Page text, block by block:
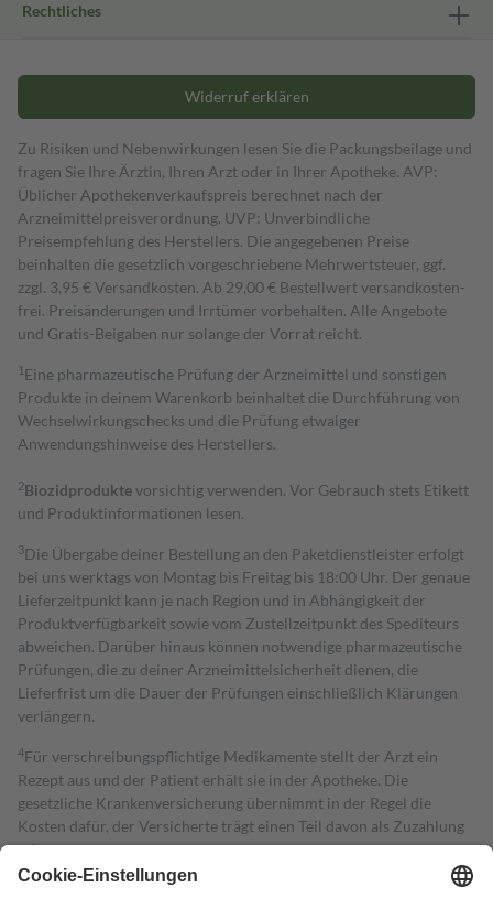
Rechtliches
Widerruf erklären
Zu Risiken und Nebenwirkungen lesen Sie die Packungsbeilage und
fragen Sie Ihre Ärztin, Ihren Arzt oder in Ihrer Apotheke. AVP:
Üblicher Apothekenverkaufspreis berechnet nach der
Arzneimittelpreisverordnung. UVP: Unverbindliche
Preisempfehlung des Herstellers. Die angegebenen Preise
beinhalten die gesetzlich vorgeschriebene Mehrwertsteuer, ggf.
zzgl. 3,95 € Versandkosten. Ab 29,00 € Bestell­wert versand­kosten­
frei. Preisänderungen und Irrtümer vorbehalten. Alle Angebote
und Gratis-Beigaben nur solange der Vorrat reicht.
1 Eine pharmazeutische Prüfung der Arzneimittel und sonstigen
Produkte in deinem Warenkorb beinhaltet die Durchführung von
Wechselwirkungschecks und die Prüfung etwaiger
Anwendungshinweise des Herstellers.
2Biozidproduktevorsichtig verwenden. Vor Gebrauch stets Etikett
und Produktinformationen lesen.
3Die Übergabe deiner Bestellung an den Paketdienstleister erfolgt
bei uns werktags von Montag bis Freitag bis 18:00 Uhr. Der genaue
Lieferzeitpunkt kann je nach Region und in Abhängigkeit der
Produktverfügbarkeit sowie vom Zustellzeitpunkt des Spediteurs
abweichen. Darüber hinaus können notwendige pharmazeutische
Prüfungen, die zu deiner Arzneimittelsicherheit dienen, die
Lieferfrist um die Dauer der Prüfungen einschließlich Klärungen
verlängern.
4Für verschreibungspflichtige Medikamente stellt der Arzt ein
Rezept aus und der Patient erhält sie in der Apotheke. Die
gesetzliche Krankenversicherung übernimmt in der Regel die
Kosten dafür, der Versicherte trägt einen Teil davon als Zuzahlung
mit.
Grundsätzlich leisten Mitglieder Zuzahlungen in Höhe von zehn